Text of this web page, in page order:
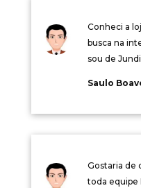
Conheci a
busca na
sou de
Saulo
Gostaria de
toda equipe